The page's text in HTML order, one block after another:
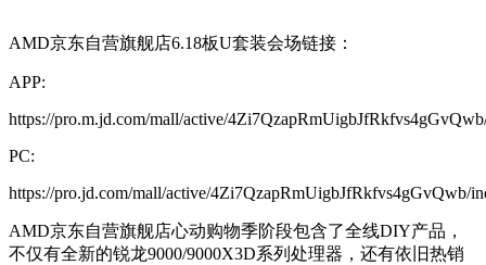
AMD京东自营旗舰店6.18板U套装会场链接：
APP:
https://pro.m.jd.com/mall/active/
PC:
https://pro.jd.com/mall/active/4Zi7QzapRmUigbJfRkfvs4gGvQwb/
AMD京东自营旗舰店心动购物季阶段包含了全线DIY产品，
不仅有全新的锐龙9000/9000X3D系列处理器，还有依旧热销